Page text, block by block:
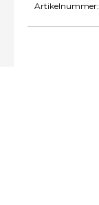
Artikelnummer: